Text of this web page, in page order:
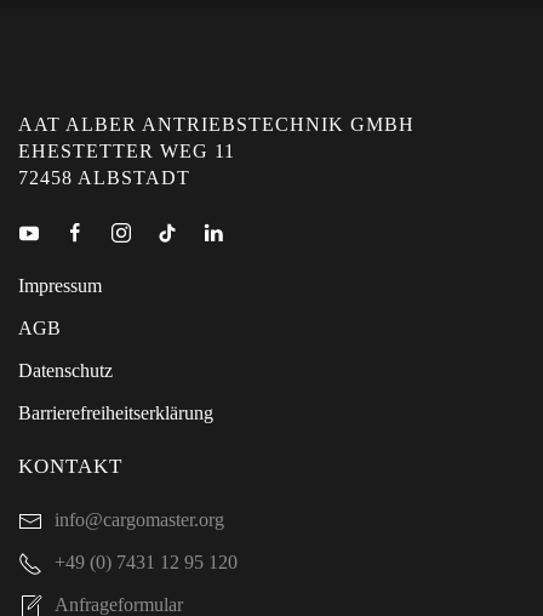
AAT ALBER ANTRIEBSTECHNIK GMBH
EHESTETTER WEG 11
72458 ALBSTADT
Impressum
AGB
Datenschutz
Barrierefreiheitserklärung
KONTAKT
info@cargomaster.org
+49 (0) 7431 12 95 120
Anfrageformular